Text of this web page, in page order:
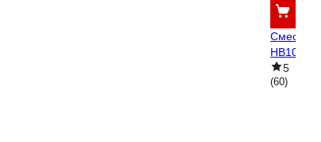
HB10816
5
(60)